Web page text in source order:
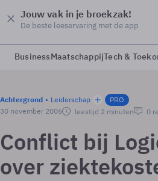
Jouw vak in je broekzak!
De beste leeservaring met de app
BusinessMaatschappijTech &
Achtergrond Leiderschap
PRO
30 november 2006
leestijd 2 minuten 0
Conflict bij
over